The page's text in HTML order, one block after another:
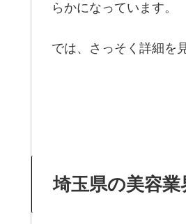
らかになっています。
では、さっそく詳細を
埼玉県の美容業